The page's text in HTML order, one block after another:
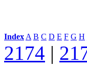
Index: A B C D E F G H
2174 |